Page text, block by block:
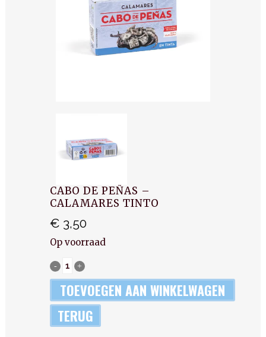
CABO DE PEÑAS –
CALAMARES TINTO
€ 3,50
Op voorraad
Cabo
Peñas
-
TOEVOEGEN AAN WINKELWAGEN
TERUG